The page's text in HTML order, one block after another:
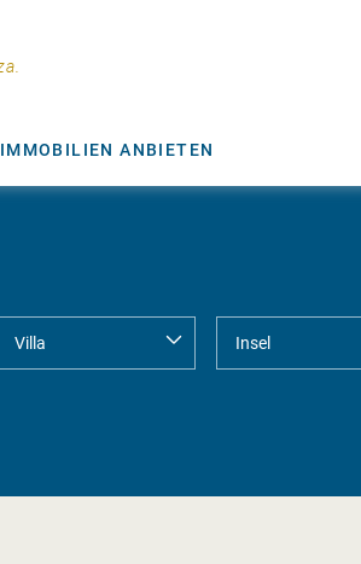
IMMOBILIEN ANBIETEN